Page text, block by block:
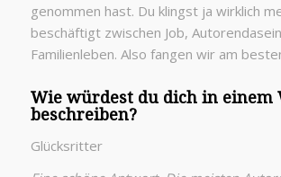
genommen hast. Du klingst ja wirklich
beschäftigt zwischen Job,
Familienleben. Also fangen wir am
Wie würdest du dich in einem
beschreiben?
Glücksritter